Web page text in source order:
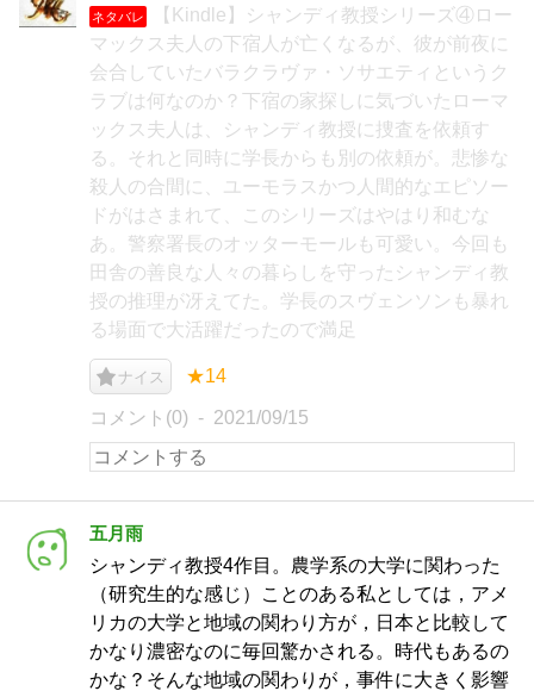
ネタバレ
【Kindle】シャンディ教授シリーズ④ロー
マックス夫人の下宿人が亡くなるが、彼が前夜に
会合していたバラクラヴァ・ソサエティというク
ラブは何なのか？下宿の家探しに気づいたローマ
ックス夫人は、シャンディ教授に捜査を依頼す
る。それと同時に学長からも別の依頼が。悲惨な
殺人の合間に、ユーモラスかつ人間的なエピソー
ドがはさまれて、このシリーズはやはり和むな
あ。警察署長のオッターモールも可愛い。今回も
田舎の善良な人々の暮らしを守ったシャンディ教
授の推理が冴えてた。学長のスヴェンソンも暴れ
る場面で大活躍だったので満足
ナイス ★14
コメント(0) 2021/09/15
五月雨
シャンディ教授4作目。農学系の大学に関わった
（研究生的な感じ）ことのある私としては，アメ
リカの大学と地域の関わり方が，日本と比較して
かなり濃密なのに毎回驚かされる。時代もあるの
かな？そんな地域の関わりが，事件に大きく影響